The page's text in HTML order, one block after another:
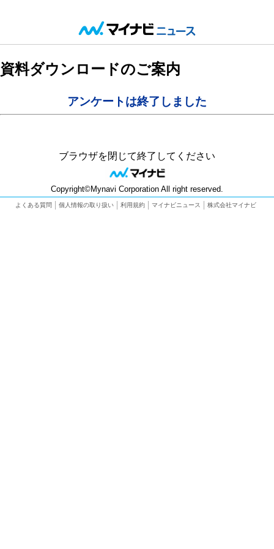
資料ダウンロードのご案内
アンケートは終了しました
ブラウザを閉じて終了してください
Copyright©Mynavi Corporation All right reserved.
よくある質問 個人情報の取り扱い 利用規約 マイナビニュース 株式会社マイナビ